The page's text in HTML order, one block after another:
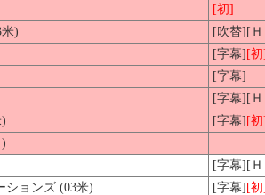
[初]
)
[吹替][
[字幕][
[字幕]
[字幕][
[字幕][
[字幕][
ションズ (03米) [字幕][